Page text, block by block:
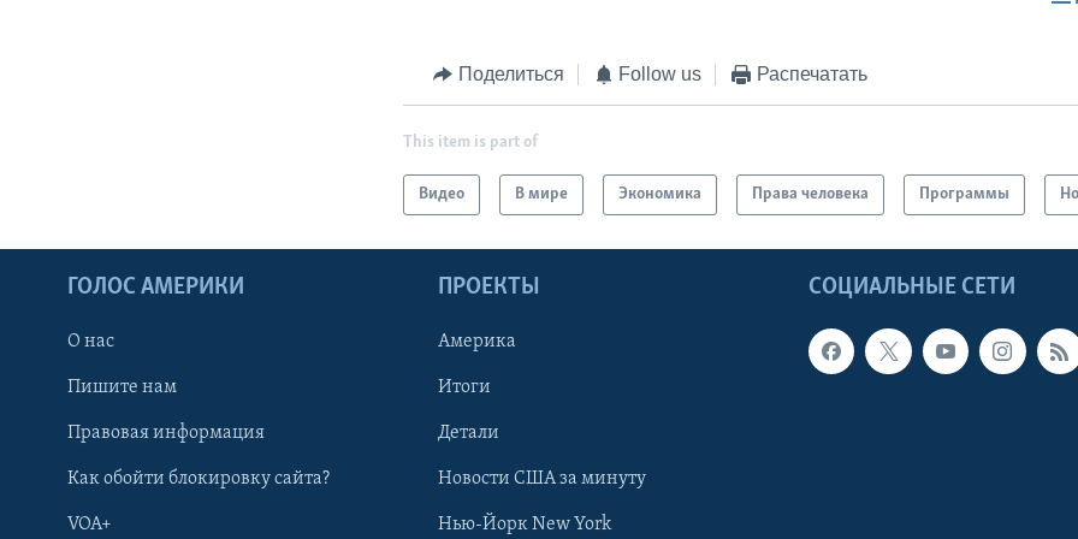
Поделиться Follow us Распечатать
This item is part of
Видео В мире Экономика Права человека Программы
СОЦИАЛЬНЫЕ СЕТИ
ГОЛОС АМЕРИКИ
О нас
Пишите нам
Правовая информация
Как обойти блокировку сайта?
VOA+
ПРОЕКТЫ
Америка
Итоги
Детали
Новости США за минуту
Нью-Йорк New York